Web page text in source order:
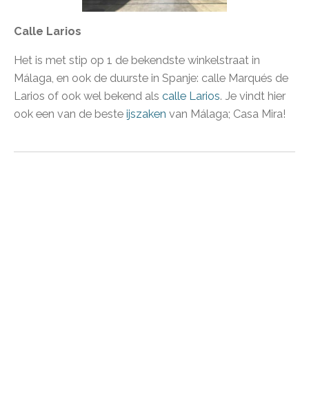
Calle Larios
Het is met stip op 1 de bekendste winkelstraat in
Málaga, en ook de duurste in Spanje: calle Marqués de
Larios of ook wel bekend als calle Larios. Je vindt hier
ook een van de beste ijszaken van Málaga; Casa Mira!